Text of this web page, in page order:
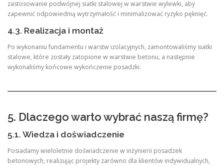
zastosowanie podwójnej siatki stalowej w warstwie wylewki, aby
zapewnić odpowiednią wytrzymałość i minimalizować ryzyko pęknięć.
4.3. Realizacja i montaż
Po wykonaniu fundamentu i warstw izolacyjnych, zamontowaliśmy siatki
stalowe, które zostały zatopione w warstwie betonu, a następnie
wykonaliśmy końcowe wykończenie posadzki.
5. Dlaczego warto wybrać naszą firmę?
5.1. Wiedza i doświadczenie
Posiadamy wieloletnie doświadczenie w inżynierii posadzek
betonowych, realizując projekty zarówno dla klientów indywidualnych,